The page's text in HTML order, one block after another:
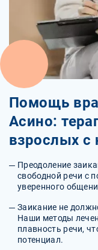
Помощь
Асино:
взрослых с
Преодоление
свободной речи с
уверенного
Заикание не
Наши методы
плавность речи,
потенциал.